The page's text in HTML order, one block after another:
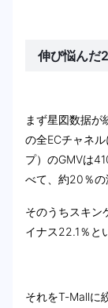
伸び悩んだ
まず星図数据
の全ECチャネ
プ）のGMVは
べて、約20％の
そのうちスキン
イナス22.1％と
それをT-Mallに